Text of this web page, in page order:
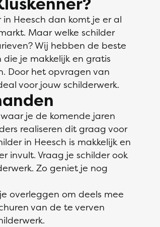
Heesch dan komt je er al
Maar welke schilder
Wij hebben de beste
je makkelijk en gratis
Door het opvragen van
voor jouw schilderwerk.
je de komende jaren
realiseren dit graag voor
in Heesch is makkelijk en
invult. Vraag je schilder ook
Zo geniet je nog
overleggen om deels mee
van de te verven